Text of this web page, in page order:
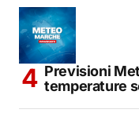
Previsioni
temperature